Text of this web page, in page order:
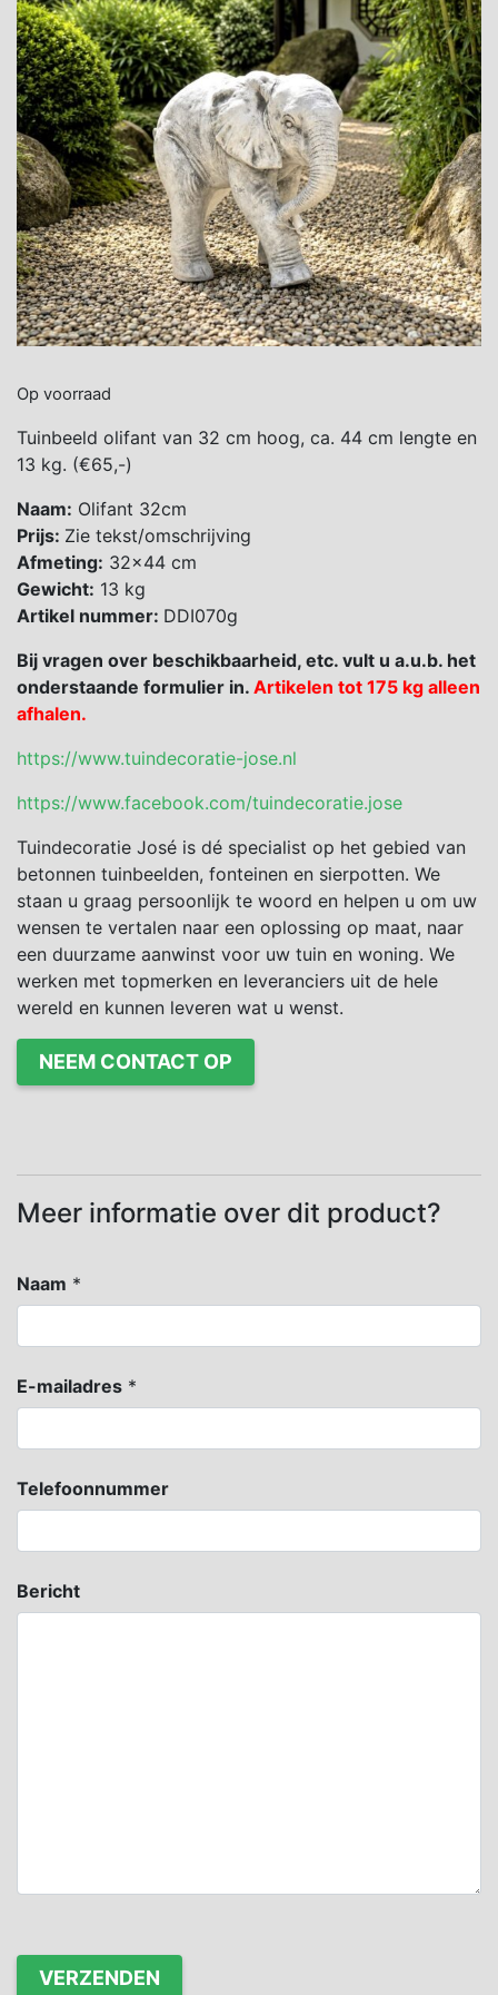
Op voorraad
Tuinbeeld olifant van 32 cm hoog, ca. 44 cm lengte en
13 kg. (€65,-)
Naam: Olifant 32cm
Prijs: Zie tekst/omschrijving
Afmeting: 32×44 cm
Gewicht: 13 kg
Artikel nummer: DDI070g
Bij vragen over beschikbaarheid, etc. vult u a.u.b. het
onderstaande formulier in. Artikelen tot 175 kg alleen
afhalen.
https://www.tuindecoratie-jose.nl
https://www.facebook.com/tuindecoratie.jose
Tuindecoratie José is dé specialist op het gebied van
betonnen tuinbeelden, fonteinen en sierpotten. We
staan u graag persoonlijk te woord en helpen u om uw
wensen te vertalen naar een oplossing op maat, naar
een duurzame aanwinst voor uw tuin en woning. We
werken met topmerken en leveranciers uit de hele
wereld en kunnen leveren wat u wenst.
NEEM CONTACT OP
Meer informatie over dit product?
Naam *
E-mailadres *
Telefoonnummer
Bericht